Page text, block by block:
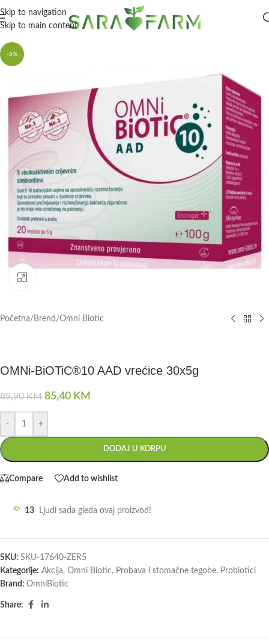
Skip to navigation
Skip to main content
-5%
Početna/ Brend /Omni Biotic
OMNi-BiOTiC®10 AAD vrećice 30x5g
89,90KM 85,40 KM
- +
DODAJ U KORPU
Compare Add to wishlist
13 Ljudi sada gleda ovaj proizvod!
SKU: SKU-17640-ZER5
Kategorije: Akcija, Omni Biotic, Probava i stomačne tegobe, Probiotici
Brand: OmniBiotic
Share: